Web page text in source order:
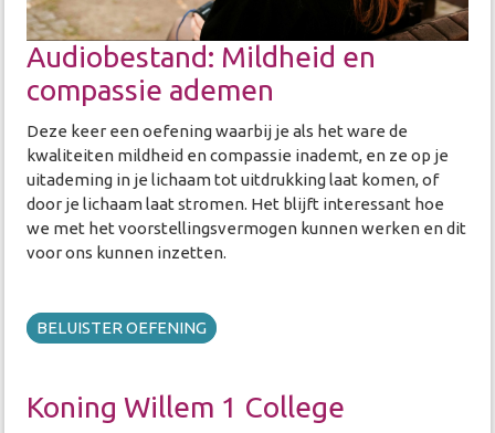
Audiobestand: Mildheid en
compassie ademen
Deze keer een oefening waarbij je als het ware de
kwaliteiten mildheid en compassie inademt, en ze op je
uitademing in je lichaam tot uitdrukking laat komen, of
door je lichaam laat stromen. Het blijft interessant hoe
we met het voorstellingsvermogen kunnen werken en dit
voor ons kunnen inzetten.
BELUISTER OEFENING
Koning Willem 1 College